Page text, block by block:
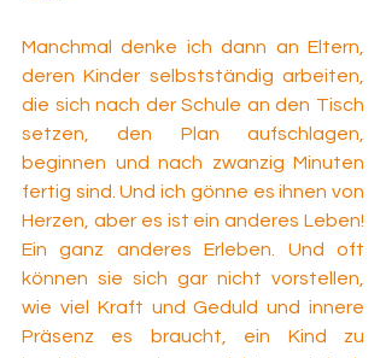
Manchmal denke ich dann an Eltern,
deren Kinder selbstständig arbeiten,
die sich nach der Schule an den Tisch
setzen, den Plan aufschlagen,
beginnen und nach zwanzig Minuten
fertig sind. Und ich gönne es ihnen von
Herzen, aber es ist ein anderes Leben!
Ein ganz anderes Erleben. Und oft
können sie sich gar nicht vorstellen,
wie viel Kraft und Geduld und innere
Präsenz es braucht, ein Kind zu